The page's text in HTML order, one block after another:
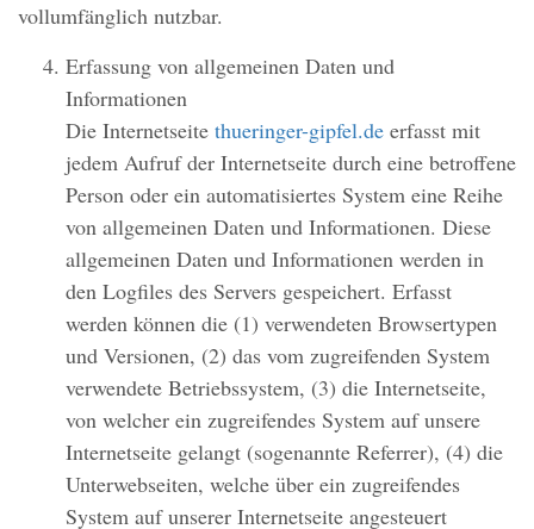
vollumfänglich nutzbar.
Erfassung von allgemeinen Daten und
Informationen
Die Internetseite thueringer-gipfel.de erfasst mit
jedem Aufruf der Internetseite durch eine betroffene
Person oder ein automatisiertes System eine Reihe
von allgemeinen Daten und Informationen. Diese
allgemeinen Daten und Informationen werden in
den Logfiles des Servers gespeichert. Erfasst
werden können die (1) verwendeten Browsertypen
und Versionen, (2) das vom zugreifenden System
verwendete Betriebssystem, (3) die Internetseite,
von welcher ein zugreifendes System auf unsere
Internetseite gelangt (sogenannte Referrer), (4) die
Unterwebseiten, welche über ein zugreifendes
System auf unserer Internetseite angesteuert